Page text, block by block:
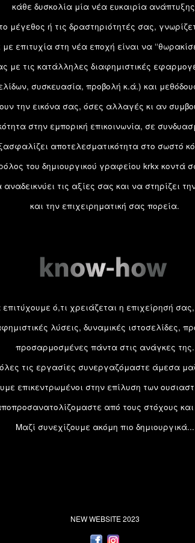
κάθε δυσκολία μία νέα ευκαιρία
μέγεθος ή τις δραστηριότητές σας,
επιτυχία στη νέα εποχή είναι να
με τις κατάλληλες διαφημιστικές
συσκευασία, προβολή κ.ά.) και
την εικόνα σας, όσες αλλαγές κι αν
στην εμπορική επικοινωνία, σε
αποτελεσματικότητα στο σωστό
του δημιουργικού γραφείου krkx κοντά
τις αξίες σας και να στηρίζει
και την επιχειρηματική σας πορεία.
ό,τι χρειάζεται η επιχείρησή
λύσεις, δυναμικές ιστοσελίδες,
προσαρμοσμένες πάντα στις ανάγκες της.
τις εργασίες συνεργαζόμαστε άμεσα
επικεντρωμένοι στην επίλυση των
από τους στόχους
Μαζί συνεχίζουμε ακόμη πιο δημιουργικά...
NEW WEBSITE 2023